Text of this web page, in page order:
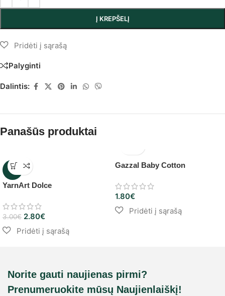
Į KREPŠELĮ
Palyginti
Dalintis:
Panašūs produktai
-7%
YarnArt Dolce
3.00€ 2.80€
Gazzal Baby Cotton
1.80€
Norite gauti naujienas pirmi?
Prenumeruokite mūsų Naujienlaiškį!